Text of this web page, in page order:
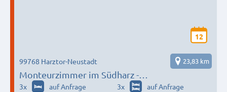
12
Monteurzimmer im Südharz -
fam.preinesberger@gmx.de
99768 Harztor-Neustadt 23,83 km
3x auf Anfrage 3x
auf Anfrage